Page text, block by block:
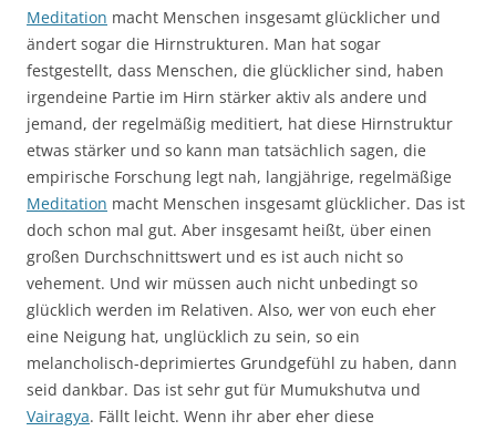
Meditation macht Menschen insgesamt glücklicher und
ändert sogar die Hirnstrukturen. Man hat sogar
festgestellt, dass Menschen, die glücklicher sind, haben
irgendeine Partie im Hirn stärker aktiv als andere und
jemand, der regelmäßig meditiert, hat diese Hirnstruktur
etwas stärker und so kann man tatsächlich sagen, die
empirische Forschung legt nah, langjährige, regelmäßige
Meditation macht Menschen insgesamt glücklicher. Das ist
doch schon mal gut. Aber insgesamt heißt, über einen
großen Durchschnittswert und es ist auch nicht so
vehement. Und wir müssen auch nicht unbedingt so
glücklich werden im Relativen. Also, wer von euch eher
eine Neigung hat, unglücklich zu sein, so ein
melancholisch-deprimiertes Grundgefühl zu haben, dann
seid dankbar. Das ist sehr gut für Mumukshutva und
Vairagya. Fällt leicht. Wenn ihr aber eher diese